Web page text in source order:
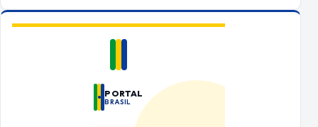
PORTAL
BRASIL